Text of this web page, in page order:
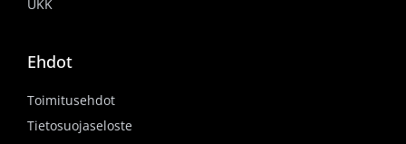
UKK
Ehdot
Toimitusehdot
Tietosuojaseloste